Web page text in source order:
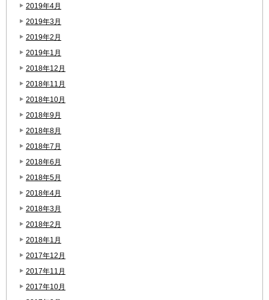
2019年4月
2019年3月
2019年2月
2019年1月
2018年12月
2018年11月
2018年10月
2018年9月
2018年8月
2018年7月
2018年6月
2018年5月
2018年4月
2018年3月
2018年2月
2018年1月
2017年12月
2017年11月
2017年10月